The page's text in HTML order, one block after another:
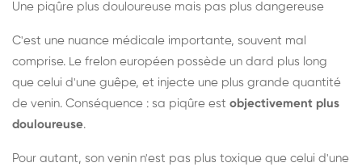
Une piqûre plus douloureuse mais pas plus dangereuse
C'est une nuance médicale importante, souvent mal
comprise. Le frelon européen possède un dard plus long
que celui d'une guêpe, et injecte une plus grande quantité
de venin. Conséquence : sa piqûre est objectivement plus
douloureuse.
Pour autant, son venin n'est pas plus toxique que celui d'une